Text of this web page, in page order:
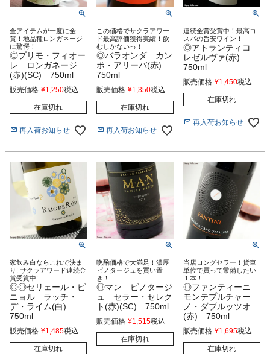
全アイテムが一度に金
賞！地品種ロンガネージ
に驚愕！
◎プリモ・フィオー
レ ロンガネージ
(赤)(SC) 750ml
販売価格 ¥1,250税込
在庫切れ
再入荷お知らせ
この価格でサクラアワー
ド最高評価獲得実績！飲
むしかないっ！
◎バラオンダ カン
ポ・アリーバ(赤)
750ml
販売価格 ¥1,350税込
在庫切れ
再入荷お知らせ
連続金賞受賞中！最高コ
スパの旨安ワイン！
◎アトランティコ
レゼルヴァ(赤)
750ml
販売価格 ¥1,450税込
在庫切れ
再入荷お知らせ
家飲み白ならこれで決ま
り! サクラアワード連続金
賞受賞中!
◎◎セリェール・ピ
ニョル ラッチ・
デ・ライム(白)
750ml
販売価格 ¥1,485税込
在庫切れ
晩酌価格で大満足！濃厚
ピノタージュを買い置
き！
◎マン ピノタージ
ュ セラー・セレク
ト(赤)(SC) 750ml
販売価格 ¥1,515税込
在庫切れ
当店ロングセラー！貨車
単位で買って常備したい
１本！
◎ファンティーニ
モンテプルチャー
ノ・ダブルッツオ
(赤) 750ml
販売価格 ¥1,695税込
在庫切れ